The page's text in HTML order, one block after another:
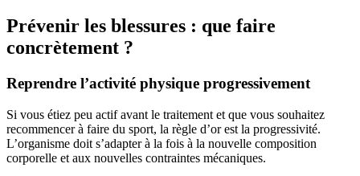
Prévenir les blessures : que faire
concrètement ?
Reprendre l’activité physique progressivement
Si vous étiez peu actif avant le traitement et que vous souhaitez
recommencer à faire du sport, la règle d’or est la progressivité.
L’organisme doit s’adapter à la fois à la nouvelle composition
corporelle et aux nouvelles contraintes mécaniques.